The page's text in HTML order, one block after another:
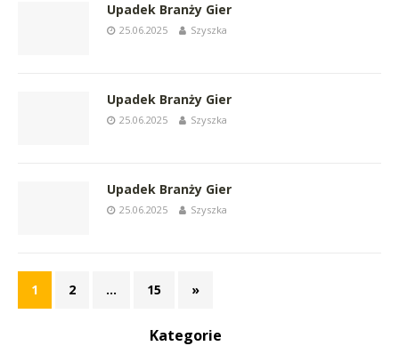
Upadek Branży Gier
25.06.2025 Szyszka
Upadek Branży Gier
25.06.2025 Szyszka
Upadek Branży Gier
25.06.2025 Szyszka
1 2 … 15 »
Kategorie